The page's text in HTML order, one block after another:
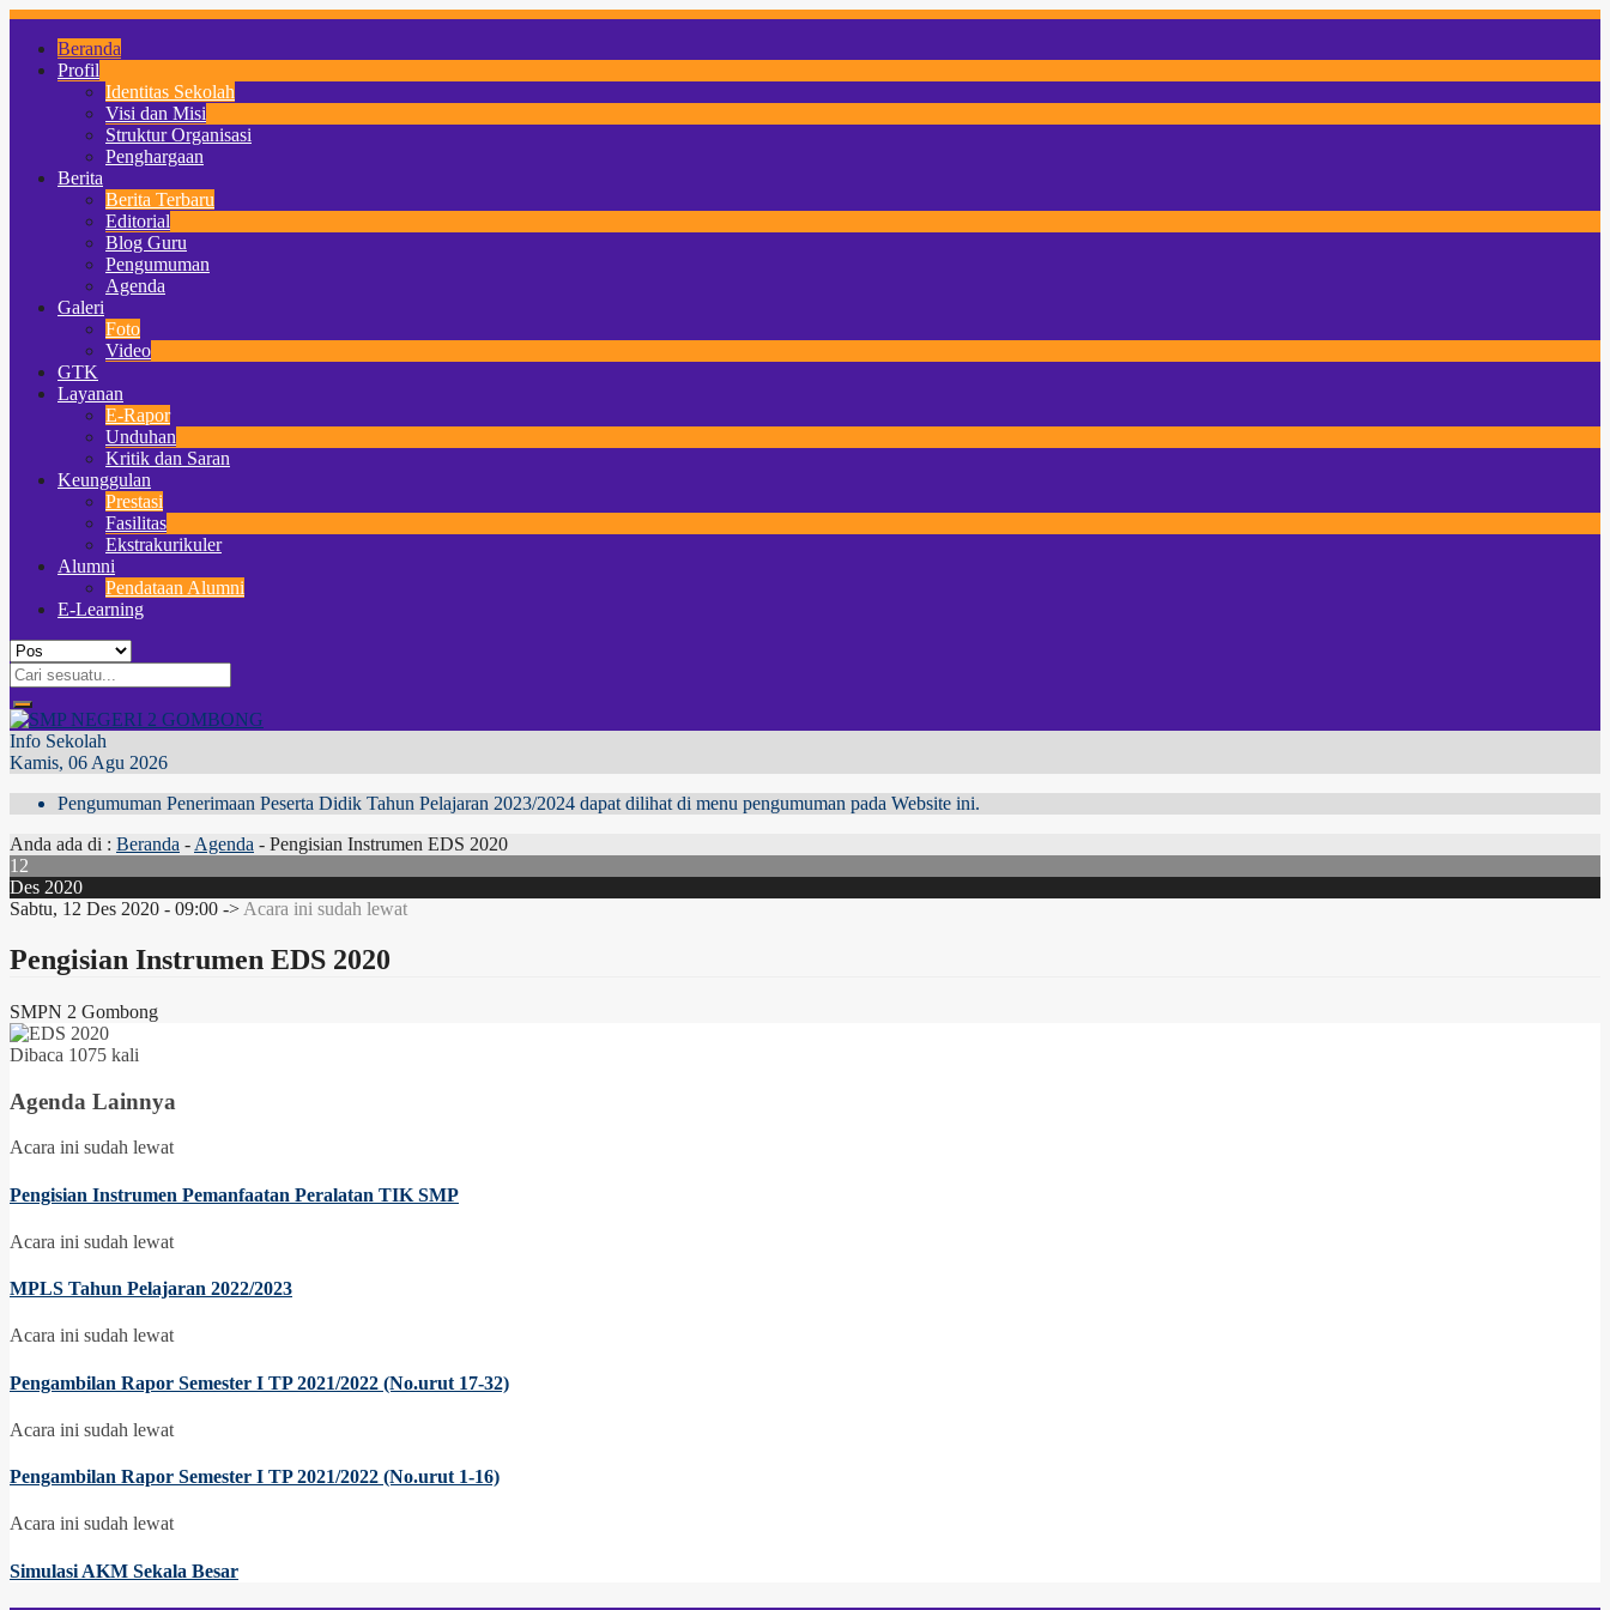
Beranda
Profil
Identitas Sekolah
Visi dan Misi
Struktur Organisasi
Penghargaan
Berita
Berita Terbaru
Editorial
Blog Guru
Pengumuman
Agenda
Galeri
Foto
Video
GTK
Layanan
E-Rapor
Unduhan
Kritik dan Saran
Keunggulan
Prestasi
Fasilitas
Ekstrakurikuler
Alumni
Pendataan Alumni
E-Learning
Info Sekolah
Kamis, 06 Agu 2026
Pengumuman Penerimaan Peserta Didik Tahun Pelajaran 2023/2024 dapat dilihat di menu pengumuman pada Website ini.
Anda ada di : Beranda - Agenda - Pengisian Instrumen EDS 2020
12
Des 2020
Sabtu, 12 Des 2020 - 09:00 -> Acara ini sudah lewat
Pengisian Instrumen EDS 2020
SMPN 2 Gombong
Dibaca 1075 kali
Agenda Lainnya
Acara ini sudah lewat
Pengisian Instrumen Pemanfaatan Peralatan TIK SMP
Acara ini sudah lewat
MPLS Tahun Pelajaran 2022/2023
Acara ini sudah lewat
Pengambilan Rapor Semester I TP 2021/2022 (No.urut 17-32)
Acara ini sudah lewat
Pengambilan Rapor Semester I TP 2021/2022 (No.urut 1-16)
Acara ini sudah lewat
Simulasi AKM Sekala Besar